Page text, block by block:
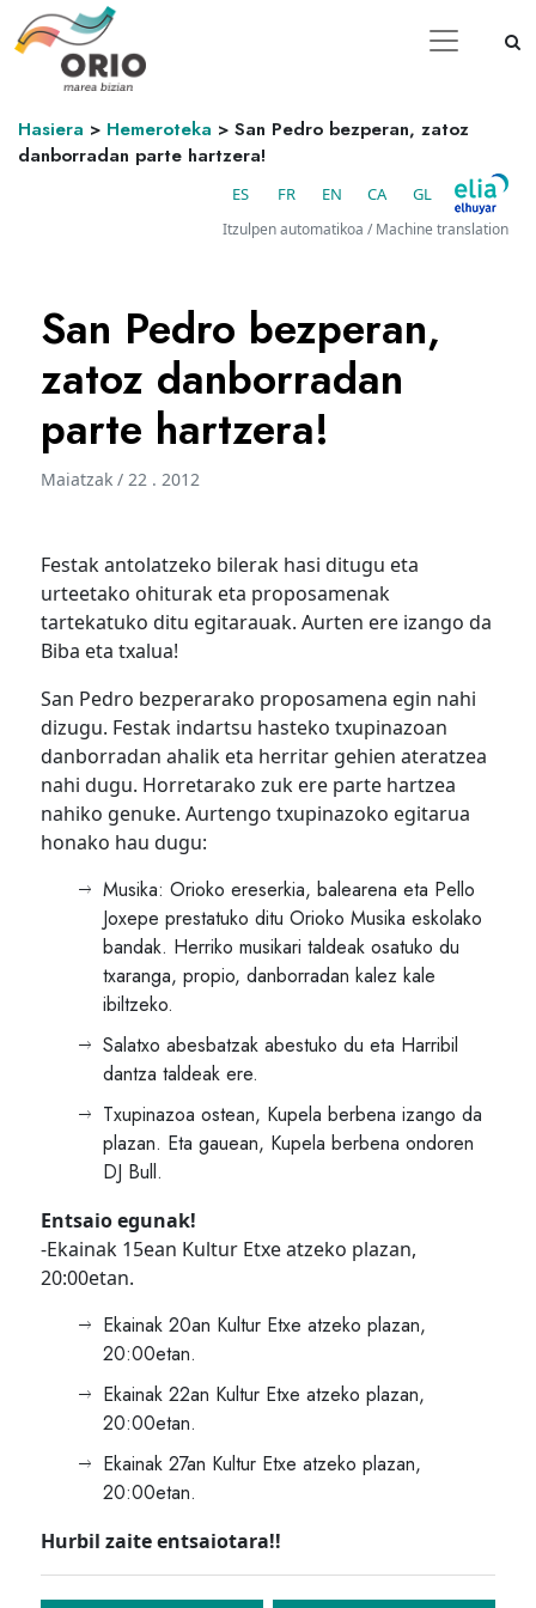
Hasiera > Hemeroteka > San Pedro bezperan, zatoz
danborradan parte hartzera!
ES FR EN CA GL
Itzulpen automatikoa / Machine translation
San Pedro bezperan,
zatoz danborradan
parte hartzera!
Maiatzak / 22 . 2012
Festak antolatzeko bilerak hasi ditugu eta
urteetako ohiturak eta proposamenak
tartekatuko ditu egitarauak. Aurten ere izango da
Biba eta txalua!
San Pedro bezperarako proposamena egin nahi
dizugu. Festak indartsu hasteko txupinazoan
danborradan ahalik eta herritar gehien ateratzea
nahi dugu. Horretarako zuk ere parte hartzea
nahiko genuke. Aurtengo txupinazoko egitarua
honako hau dugu:
Musika: Orioko ereserkia, balearena eta Pello
Joxepe prestatuko ditu Orioko Musika eskolako
bandak. Herriko musikari taldeak osatuko du
txaranga, propio, danborradan kalez kale
ibiltzeko.
Salatxo abesbatzak abestuko du eta Harribil
dantza taldeak ere.
Txupinazoa ostean, Kupela berbena izango da
plazan. Eta gauean, Kupela berbena ondoren
DJ Bull.
Entsaio egunak!
-Ekainak 15ean Kultur Etxe atzeko plazan,
20:00etan.
Ekainak 20an Kultur Etxe atzeko plazan,
20:00etan.
Ekainak 22an Kultur Etxe atzeko plazan,
20:00etan.
Ekainak 27an Kultur Etxe atzeko plazan,
20:00etan.
Hurbil zaite entsaiotara!!
Bidalketetan